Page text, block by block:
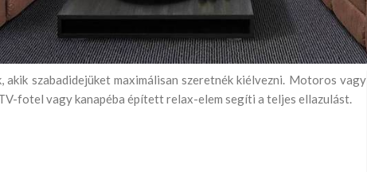
szabadidejüket maximálisan szeretnék kiélvezni. Motoros vagy
fotel vagy kanapéba épített relax-elem segíti a teljes ellazulást.